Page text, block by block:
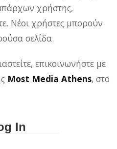
χρήστης,
Νέοι χρήστες μπορούν
σελίδα.
επικοινωνήστε με
Most Media Athens, στο
In